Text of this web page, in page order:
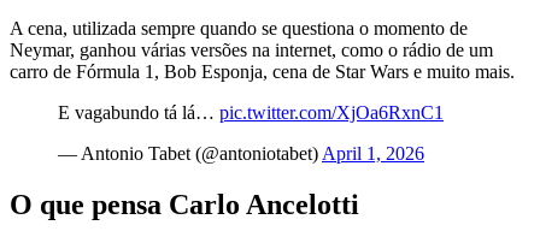
A cena, utilizada sempre quando se questiona o momento de
Neymar, ganhou várias versões na internet, como o rádio de um
carro de Fórmula 1, Bob Esponja, cena de Star Wars e muito mais.
E vagabundo tá lá… pic.twitter.com/XjOa6RxnC1
— Antonio Tabet (@antoniotabet) April 1, 2026
O que pensa Carlo Ancelotti